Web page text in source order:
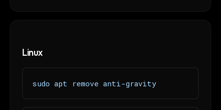
Linux
sudo apt remove anti-gravity